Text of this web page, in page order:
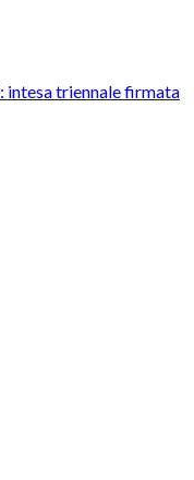
intesa triennale firmata